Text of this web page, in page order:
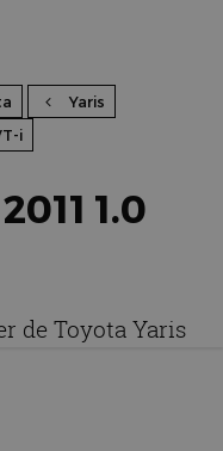
Yaris
i
1.0
de Toyota Yaris